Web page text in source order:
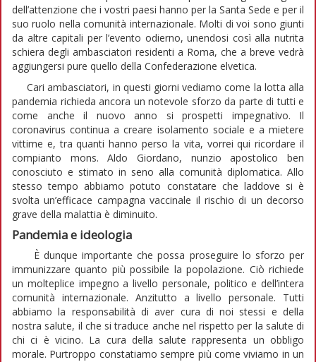
dell’attenzione che i vostri paesi hanno per la Santa Sede e per il
suo ruolo nella comunità internazionale. Molti di voi sono giunti
da altre capitali per l’evento odierno, unendosi così alla nutrita
schiera degli ambasciatori residenti a Roma, che a breve vedrà
aggiungersi pure quello della Confederazione elvetica.
Cari ambasciatori, in questi giorni vediamo come la lotta alla
pandemia richieda ancora un notevole sforzo da parte di tutti e
come anche il nuovo anno si prospetti impegnativo. Il
coronavirus continua a creare isolamento sociale e a mietere
vittime e, tra quanti hanno perso la vita, vorrei qui ricordare il
compianto mons. Aldo Giordano, nunzio apostolico ben
conosciuto e stimato in seno alla comunità diplomatica. Allo
stesso tempo abbiamo potuto constatare che laddove si è
svolta un’efficace campagna vaccinale il rischio di un decorso
grave della malattia è diminuito.
Pandemia e ideologia
È dunque importante che possa proseguire lo sforzo per
immunizzare quanto più possibile la popolazione. Ciò richiede
un molteplice impegno a livello personale, politico e dell’intera
comunità internazionale. Anzitutto a livello personale. Tutti
abbiamo la responsabilità di aver cura di noi stessi e della
nostra salute, il che si traduce anche nel rispetto per la salute di
chi ci è vicino. La cura della salute rappresenta un obbligo
morale. Purtroppo constatiamo sempre più come viviamo in un